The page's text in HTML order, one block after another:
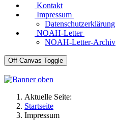
Kontakt
Impressum
Datenschutzerklärung
NOAH-Letter
NOAH-Letter-Archiv
Off-Canvas Toggle
Aktuelle Seite:
Startseite
Impressum